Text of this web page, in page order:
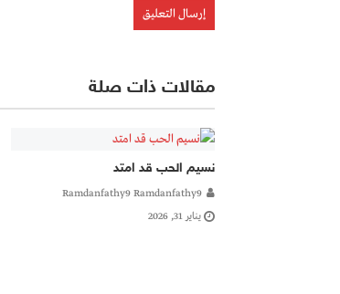
مقالات ذات صلة
نسيم الحب قد امتد
Ramdanfathy9 Ramdanfathy9
يناير 31, 2026